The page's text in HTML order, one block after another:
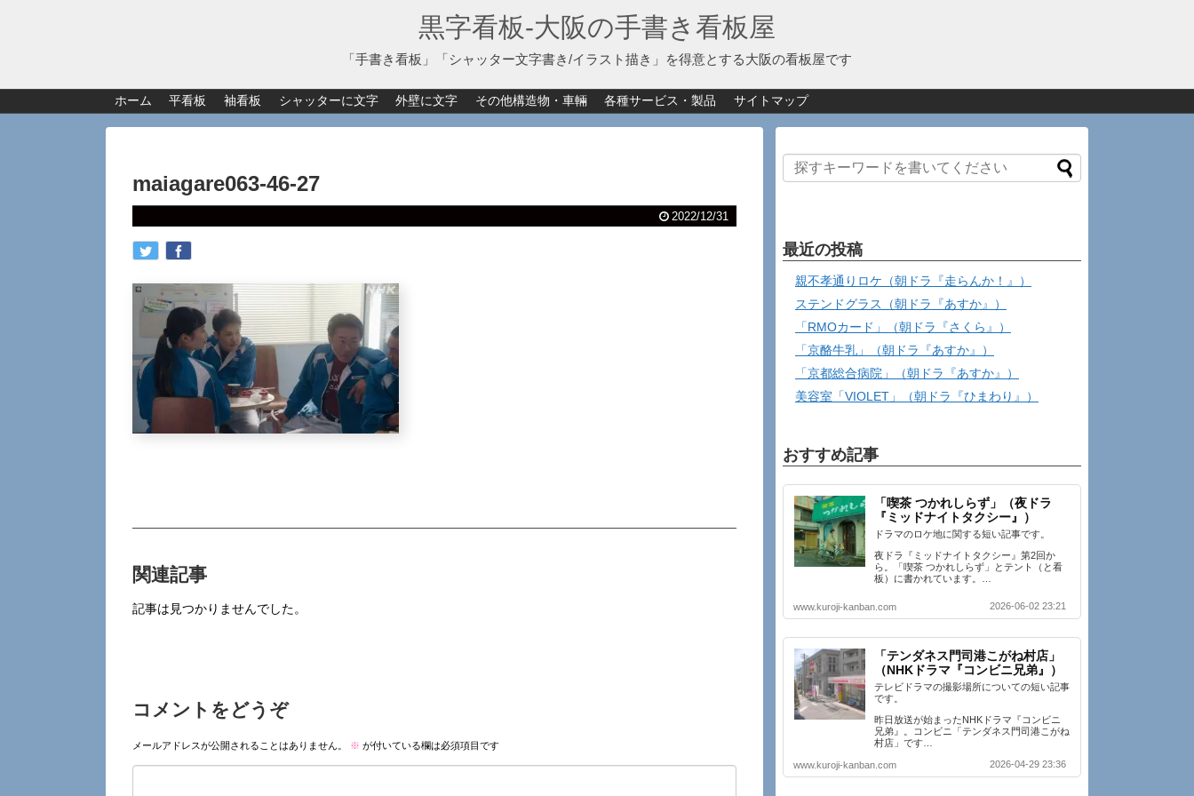
黒字看板‐大阪の手書き看板屋
「手書き看板」「シャッター文字書き/イラスト描き」を得意とする大阪の看板屋です
ホーム 平看板 袖看板 シャッターに文字 外壁に文字 その他構造物・車輛 各種サービス・製品 サイトマップ
maiagare063-46-27
2022/12/31
関連記事
記事は見つかりませんでした。
コメントをどうぞ
メールアドレスが公開されることはありません。 ※ が付いている欄は必須項目です
最近の投稿
親不孝通りロケ（朝ドラ『走らんか！』）
ステンドグラス（朝ドラ『あすか』）
「RMOカード」（朝ドラ『さくら』）
「京酪牛乳」（朝ドラ『あすか』）
「京都総合病院」（朝ドラ『あすか』）
美容室「VIOLET」（朝ドラ『ひまわり』）
おすすめ記事
「喫茶 つかれしらず」（夜ドラ
『ミッドナイトタクシー』）
ドラマのロケ地に関する短い記事です。
夜ドラ『ミッドナイトタクシー』第2回か
ら。「喫茶 つかれしらず」とテント（と看
板）に書かれています。…
www.kuroji-kanban.com 2026-06-02 23:21
「テンダネス門司港こがね村店」
（NHKドラマ『コンビニ兄弟』）
テレビドラマの撮影場所についての短い記事
です。
昨日放送が始まったNHKドラマ『コンビニ
兄弟』。コンビニ「テンダネス門司港こがね
村店」です…
www.kuroji-kanban.com 2026-04-29 23:36